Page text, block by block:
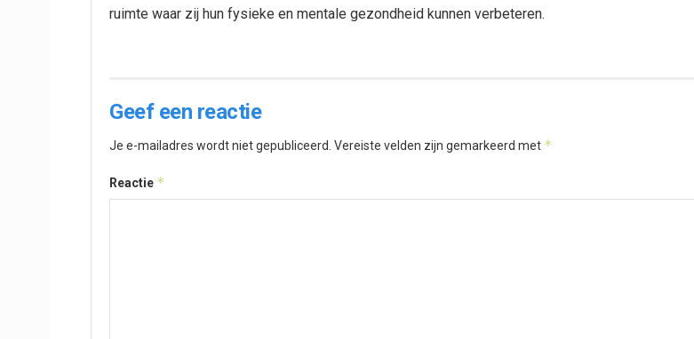
ruimte waar zij hun fysieke en mentale gezondheid kunnen verbeteren.
Geef een reactie
Je e-mailadres wordt niet gepubliceerd. Vereiste velden zijn gemarkeerd met *
Reactie *